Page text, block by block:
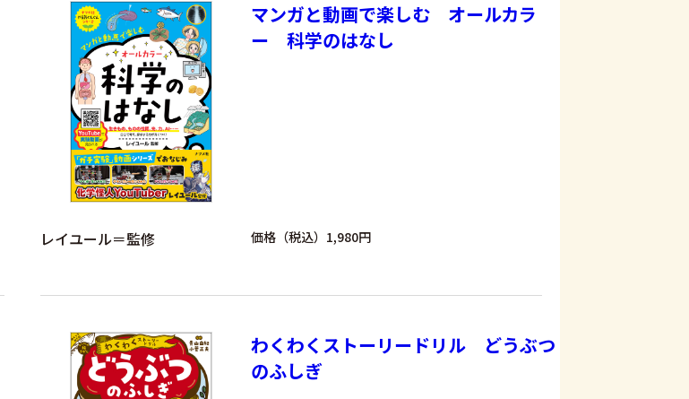
マンガと動画で楽しむ オールカラ
ー 科学のはなし
レイユール＝監修 価格（税込）1,980円
わくわくストーリードリル どうぶつ
のふしぎ